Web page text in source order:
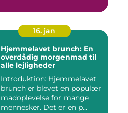
16. jan
Hjemmelavet brunch: En
overdådig morgenmad til
alle lejligheder
Introduktion: Hjemmelavet
brunch er blevet en populær
madoplevelse for mange
mennesker. Det er en p...